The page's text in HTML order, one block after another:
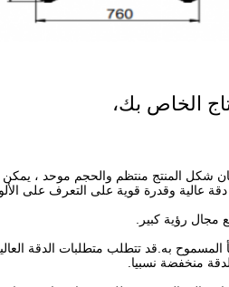
الخاص بك،
شكل المنتج منتظم والحجم موحد ، يمكن
دقة عالية وقدرة قوية على التعرف على
مجال رؤية كبير.
به.قد تتطلب متطلبات الدقة
منخفضة نسبيا.